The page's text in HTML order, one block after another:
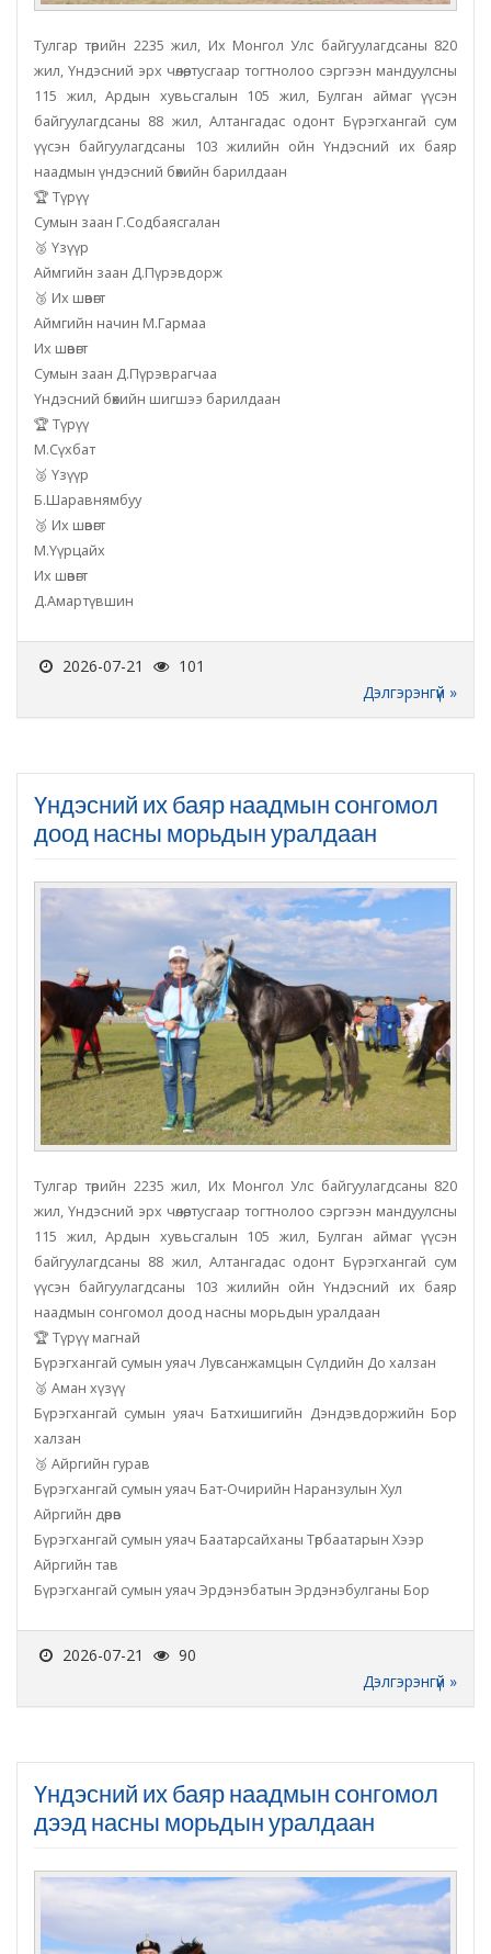
Тулгар төрийн 2235 жил, Их Монгол Улс байгуулагдсаны 820
жил, Үндэсний эрх чөлөө, тусгаар тогтнолоо сэргээн мандуулсны
115 жил, Ардын хувьсгалын 105 жил, Булган аймаг үүсэн
байгуулагдсаны 88 жил, Алтангадас одонт Бүрэгхангай сум
үүсэн байгуулагдсаны 103 жилийн ойн Үндэсний их баяр
наадмын үндэсний бөхийн барилдаан
🏆 Түрүү
Сумын заан Г.Содбаясгалан
🥈 Үзүүр
Аймгийн заан Д.Пүрэвдорж
🥉 Их шөвөгт
Аймгийн начин М.Гармаа
Их шөвөгт
Сумын заан Д.Пүрэврагчаа
Үндэсний бөхийн шигшээ барилдаан
🏆 Түрүү
М.Сүхбат
🥈 Үзүүр
Б.Шаравнямбуу
🥉 Их шөвөгт
М.Үүрцайх
Их шөвөгт
Д.Амартүвшин
2026-07-21
101
Дэлгэрэнгүй »
Үндэсний их баяр наадмын сонгомол
доод насны морьдын уралдаан
Тулгар төрийн 2235 жил, Их Монгол Улс байгуулагдсаны 820
жил, Үндэсний эрх чөлөө, тусгаар тогтнолоо сэргээн мандуулсны
115 жил, Ардын хувьсгалын 105 жил, Булган аймаг үүсэн
байгуулагдсаны 88 жил, Алтангадас одонт Бүрэгхангай сум
үүсэн байгуулагдсаны 103 жилийн ойн Үндэсний их баяр
наадмын сонгомол доод насны морьдын уралдаан
🏆 Түрүү магнай
Бүрэгхангай сумын уяач Лувсанжамцын Сүлдийн До халзан
🥈 Аман хүзүү
Бүрэгхангай сумын уяач Батхишигийн Дэндэвдоржийн Бор
халзан
🥉 Айргийн гурав
Бүрэгхангай сумын уяач Бат-Очирийн Наранзулын Хул
Айргийн дөрөв
Бүрэгхангай сумын уяач Баатарсайханы Төрбаатарын Хээр
Айргийн тав
Бүрэгхангай сумын уяач Эрдэнэбатын Эрдэнэбулганы Бор
2026-07-21
90
Дэлгэрэнгүй »
Үндэсний их баяр наадмын сонгомол
дээд насны морьдын уралдаан